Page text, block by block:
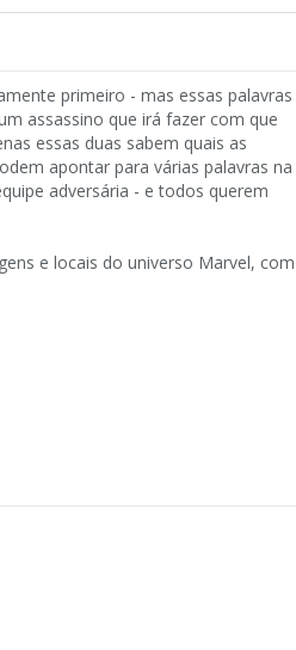
primeiro - mas essas palavras
assassino que irá fazer com que
essas duas sabem quais as
apontar para várias palavras na
adversária - e todos querem
e locais do universo Marvel, com